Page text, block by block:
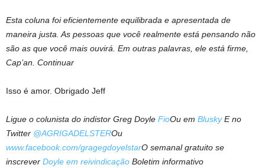
Esta coluna foi eficientemente equilibrada e apresentada de
maneira justa. As pessoas que você realmente está pensando não
são as que você mais ouvirá. Em outras palavras, ele está firme,
Cap’an. Continuar
Isso é amor. Obrigado Jeff
Ligue o colunista do indistor Greg Doyle FioOu em BluskyE no
Twitter @AGRIGADELSTEROu
www.facebook.com/gragegdoyelstarO semanal gratuito se
inscrever Doyle em reivindicação Boletim informativo